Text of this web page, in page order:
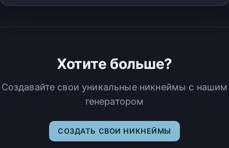
Хотите больше?
Создавайте свои уникальные никнеймы с нашим
генератором
СОЗДАТЬ СВОИ НИКНЕЙМЫ